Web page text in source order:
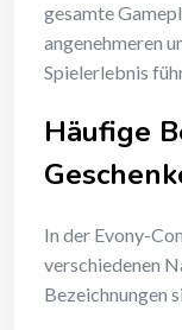
gesamte
angenehmeren
Spielerlebnis
Häufige
In der Evony-
verschiedenen
Bezeichnungen